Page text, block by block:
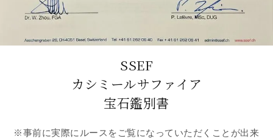
SSEF
カシミールサファイア
宝石鑑別書
※事前に実際にルースをご覧になっていただくことが出来